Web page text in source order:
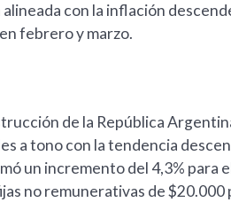
con la inflación
febrero y marzo.
de la República
a tono con la tendencia
un incremento del 4,3% para
no remunerativas de